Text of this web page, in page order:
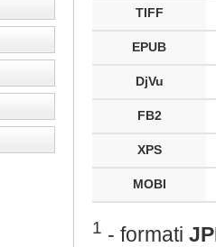
TIFF
EPUB
DjVu
FB2
XPS
MOBI
1 - formati